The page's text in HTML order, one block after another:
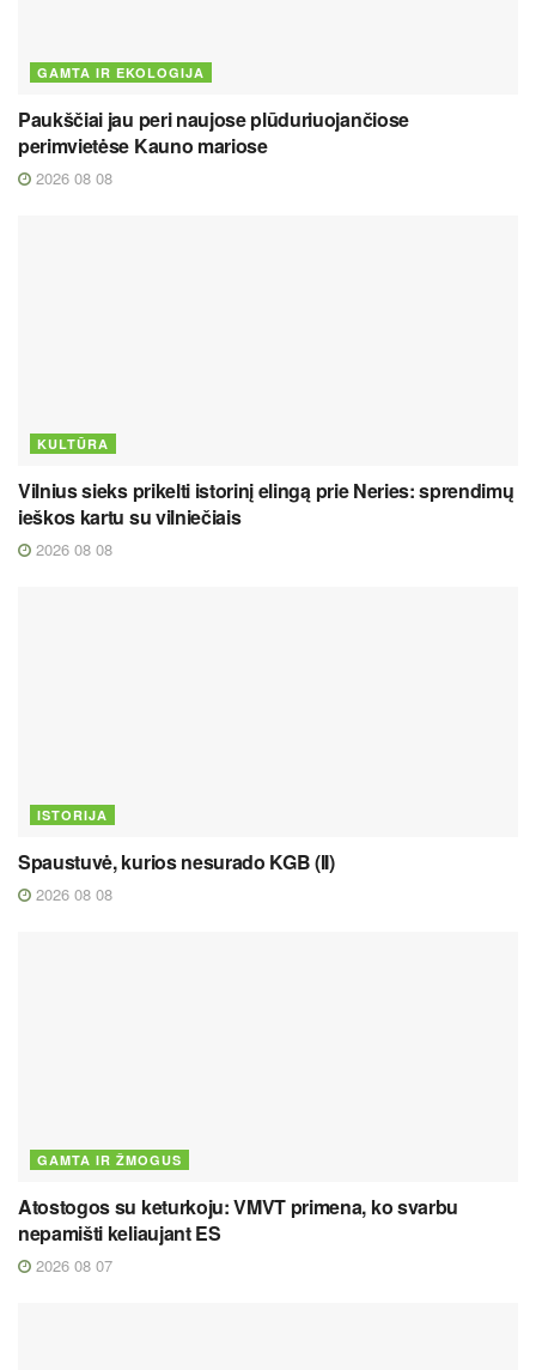
GAMTA IR EKOLOGIJA
Paukščiai jau peri naujose plūduriuojančiose
perimvietėse Kauno mariose
2026 08 08
KULTŪRA
Vilnius sieks prikelti istorinį elingą prie Neries: sprendimų
ieškos kartu su vilniečiais
2026 08 08
ISTORIJA
Spaustuvė, kurios nesurado KGB (II)
2026 08 08
GAMTA IR ŽMOGUS
Atostogos su keturkoju: VMVT primena, ko svarbu
nepamišti keliaujant ES
2026 08 07